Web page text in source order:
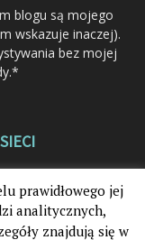
blogu są mojego
wskazuje inaczej).
bez mojej
prawidłowego jej
analitycznych,
znajdują się w